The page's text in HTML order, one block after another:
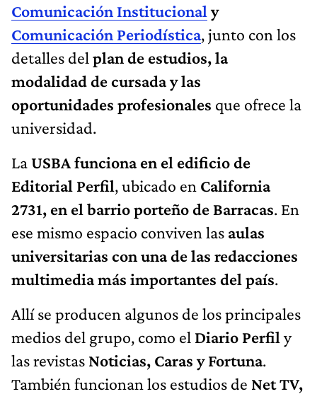
Comunicación Institucionaly
Comunicación Periodística, junto con los
detalles del plan de estudios, la
modalidad de cursada y las
oportunidades profesionales que ofrece la
universidad.
LaUSBA funciona en el edificio de
Editorial Perfil, ubicado en California
2731, en el barrio porteño de Barracas. En
ese mismo espacio conviven las aulas
universitarias con una de las redacciones
multimedia más importantes del país.
Allí se producen algunos de los principales
medios del grupo, como el Diario Perfil y
las revistas Noticias, Caras y Fortuna.
También funcionan los estudios de Net TV,